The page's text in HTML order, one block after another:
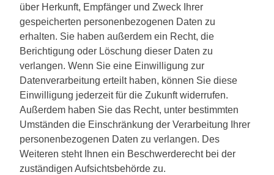
über Herkunft, Empfänger und Zweck Ihrer
gespeicherten personenbezogenen Daten zu
erhalten. Sie haben außerdem ein Recht, die
Berichtigung oder Löschung dieser Daten zu
verlangen. Wenn Sie eine Einwilligung zur
Datenverarbeitung erteilt haben, können Sie diese
Einwilligung jederzeit für die Zukunft widerrufen.
Außerdem haben Sie das Recht, unter bestimmten
Umständen die Einschränkung der Verarbeitung Ihrer
personenbezogenen Daten zu verlangen. Des
Weiteren steht Ihnen ein Beschwerderecht bei der
zuständigen Aufsichtsbehörde zu.